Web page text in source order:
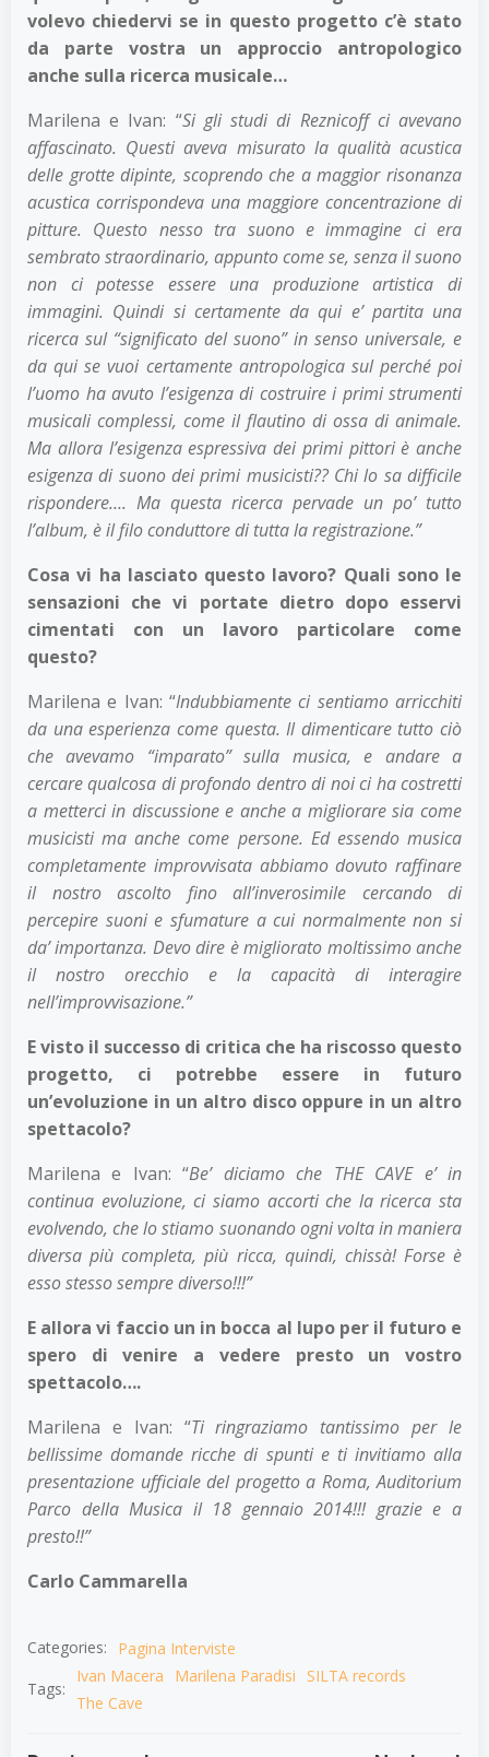
volevo chiedervi se in questo progetto c’è stato
da parte vostra un approccio antropologico
anche sulla ricerca musicale…
Marilena e Ivan: “Si gli studi di Reznicoff ci avevano
affascinato. Questi aveva misurato la qualità acustica
delle grotte dipinte, scoprendo che a maggior risonanza
acustica corrispondeva una maggiore concentrazione di
pitture. Questo nesso tra suono e immagine ci era
sembrato straordinario, appunto come se, senza il suono
non ci potesse essere una produzione artistica di
immagini. Quindi si certamente da qui e’ partita una
ricerca sul “significato del suono” in senso universale, e
da qui se vuoi certamente antropologica sul perché poi
l’uomo ha avuto l’esigenza di costruire i primi strumenti
musicali complessi, come il flautino di ossa di animale.
Ma allora l’esigenza espressiva dei primi pittori è anche
esigenza di suono dei primi musicisti?? Chi lo sa difficile
rispondere…. Ma questa ricerca pervade un po’ tutto
l’album, è il filo conduttore di tutta la registrazione.”
Cosa vi ha lasciato questo lavoro? Quali sono le
sensazioni che vi portate dietro dopo esservi
cimentati con un lavoro particolare come
questo?
Marilena e Ivan: “Indubbiamente ci sentiamo arricchiti
da una esperienza come questa. Il dimenticare tutto ciò
che avevamo “imparato” sulla musica, e andare a
cercare qualcosa di profondo dentro di noi ci ha costretti
a metterci in discussione e anche a migliorare sia come
musicisti ma anche come persone. Ed essendo musica
completamente improvvisata abbiamo dovuto raffinare
il nostro ascolto fino all’inverosimile cercando di
percepire suoni e sfumature a cui normalmente non si
da’ importanza. Devo dire è migliorato moltissimo anche
il nostro orecchio e la capacità di interagire
nell’improvvisazione.”
E visto il successo di critica che ha riscosso questo
progetto, ci potrebbe essere in futuro
un’evoluzione in un altro disco oppure in un altro
spettacolo?
Marilena e Ivan: “Be’ diciamo che THE CAVE e’ in
continua evoluzione, ci siamo accorti che la ricerca sta
evolvendo, che lo stiamo suonando ogni volta in maniera
diversa più completa, più ricca, quindi, chissà! Forse è
esso stesso sempre diverso!!!”
E allora vi faccio un in bocca al lupo per il futuro e
spero di venire a vedere presto un vostro
spettacolo….
Marilena e Ivan: “Ti ringraziamo tantissimo per le
bellissime domande ricche di spunti e ti invitiamo alla
presentazione ufficiale del progetto a Roma, Auditorium
Parco della Musica il 18 gennaio 2014!!! grazie e a
presto!!”
Carlo Cammarella
Categories:
Pagina Interviste
Tags:
Ivan Macera Marilena Paradisi
SILTA records
The Cave